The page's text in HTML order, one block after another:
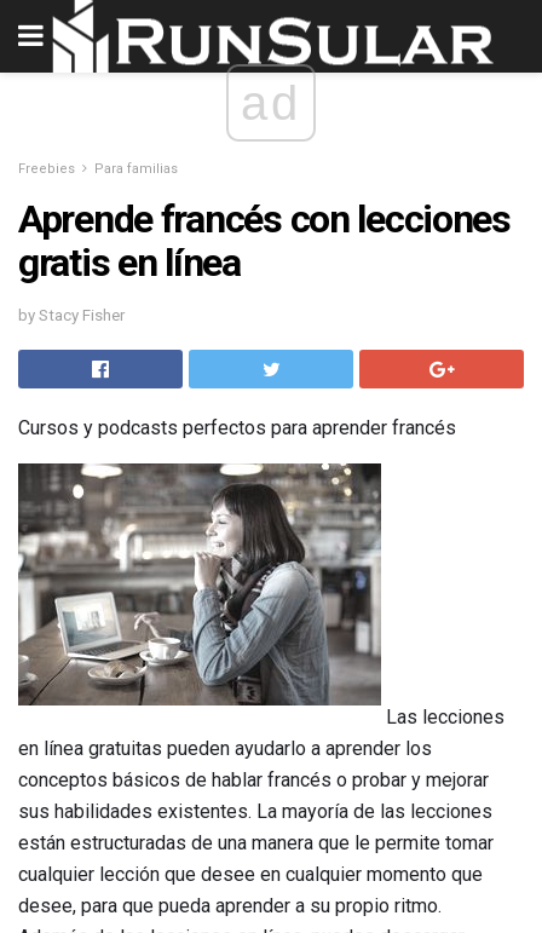
ad
Freebies Para familias
Aprende francés con lecciones
gratis en línea
by Stacy Fisher
Cursos y podcasts perfectos para aprender francés
Las lecciones
en línea gratuitas pueden ayudarlo a aprender los
conceptos básicos de hablar francés o probar y mejorar
sus habilidades existentes. La mayoría de las lecciones
están estructuradas de una manera que le permite tomar
cualquier lección que desee en cualquier momento que
desee, para que pueda aprender a su propio ritmo.